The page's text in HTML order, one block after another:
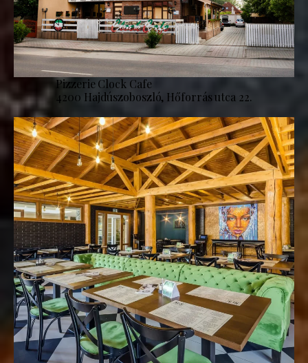
Pizzerie Clock Cafe
4200 Hajdúszoboszló, Hőforrás utca 22.